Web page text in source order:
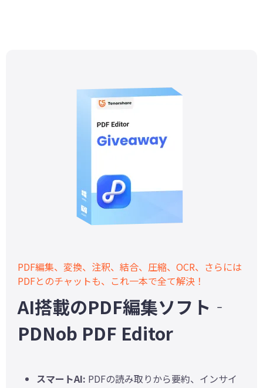
PDF編集、変換、注釈、結合、圧縮、OCR、さらには
PDFとのチャットも、これ一本で全て解決！
AI搭載のPDF編集ソフト‐
PDNob PDF Editor
スマートAI: PDFの読み取りから要約、インサイ